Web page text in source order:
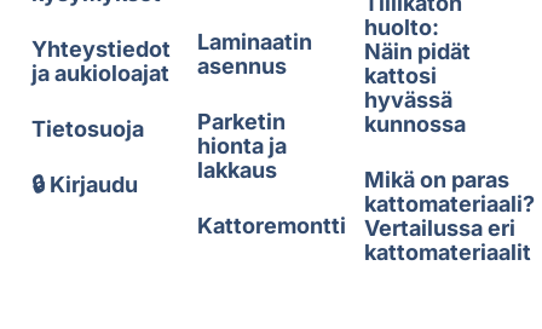
Yhteystiedot
ja aukioloajat
Tietosuoja
🔒 Kirjaudu
Laminaatin
asennus
Parketin
hionta ja
lakkaus
Kattoremontti
huolto:
Näin pidät
kattosi
hyvässä
kunnossa
Mikä on paras
kattomateriaali?
Vertailussa eri
kattomateriaalit